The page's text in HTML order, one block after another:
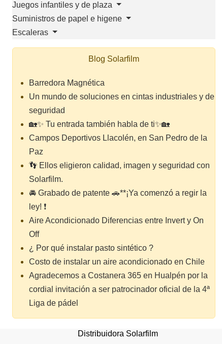
Juegos infantiles y de plaza
Suministros de papel e higene
Escaleras
Blog Solarfilm
Barredora Magnética
Un mundo de soluciones en cintas industriales y de
seguridad
🏡✨ Tu entrada también habla de ti✨🏡
Campos Deportivos Llacolén, en San Pedro de la
Paz
👣 Ellos eligieron calidad, imagen y seguridad con
Solarfilm.
🚘 Grabado de patente 🚗**¡Ya comenzó a regir la
ley! ❗
Aire Acondicionado Diferencias entre Invert y On
Off
¿ Por qué instalar pasto sintético ?
Costo de instalar un aire acondicionado en Chile
Agradecemos a Costanera 365 en Hualpén por la
cordial invitación a ser patrocinador oficial de la 4ª
Liga de pádel
Pulverizador Manual 16
Distribuidora Solarfilm